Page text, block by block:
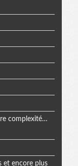
complexité…
et encore plus